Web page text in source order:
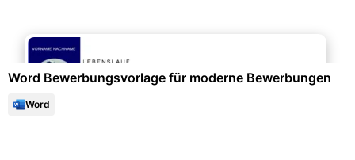
Word Bewerbungsvorlage für moderne Bewerbungen
Word